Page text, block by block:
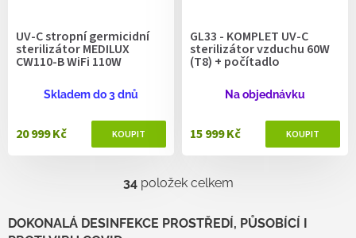
UV-C stropní germicidní
sterilizátor MEDILUX
CW110-B WiFi 110W
Skladem do 3 dnů
20 999 Kč
GL33 - KOMPLET UV-C
sterilizátor vzduchu 60W
(T8) + počítadlo
Na objednávku
15 999 Kč
O
l
34položek celkem
DOKONALÁ DESINFEKCE PROSTŘEDÍ, PŮSOBÍCÍ I